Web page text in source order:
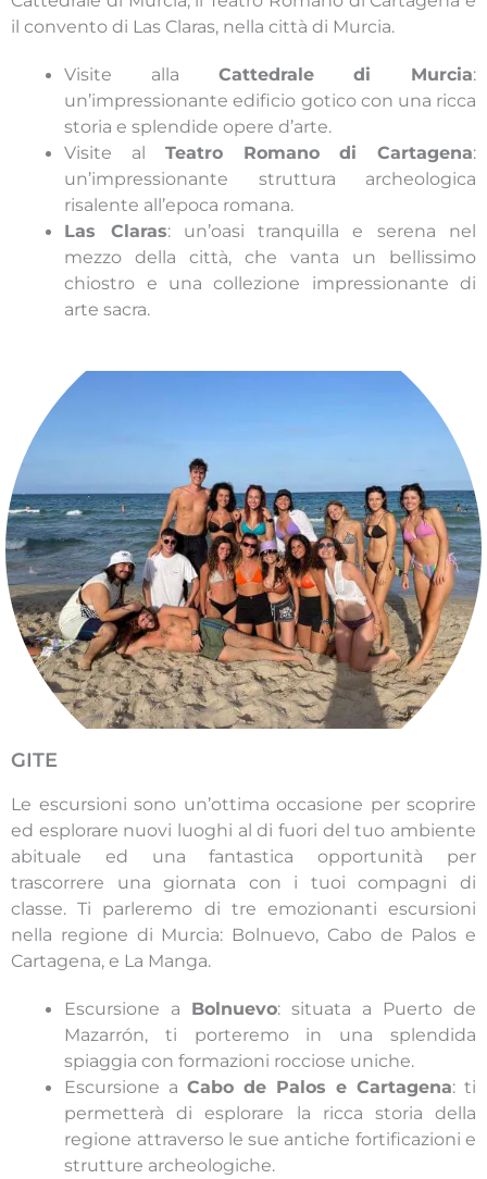
il convento di Las Claras, nella città di Murcia.
Visite alla Cattedrale di Murcia:
un’impressionante edificio gotico con una ricca
storia e splendide opere d’arte.
Visite al Teatro Romano di Cartagena:
un’impressionante struttura archeologica
risalente all’epoca romana.
Las Claras: un’oasi tranquilla e serena nel
mezzo della città, che vanta un bellissimo
chiostro e una collezione impressionante di
arte sacra.
GITE
Le escursioni sono un’ottima occasione per scoprire
ed esplorare nuovi luoghi al di fuori del tuo ambiente
abituale ed una fantastica opportunità per
trascorrere una giornata con i tuoi compagni di
classe. Ti parleremo di tre emozionanti escursioni
nella regione di Murcia: Bolnuevo, Cabo de Palos e
Cartagena, e La Manga.
Escursione a Bolnuevo: situata a Puerto de
Mazarrón, ti porteremo in una splendida
spiaggia con formazioni rocciose uniche.
Escursione aCabo de Palos e Cartagena: ti
permetterà di esplorare la ricca storia della
regione attraverso le sue antiche fortificazioni e
strutture archeologiche.